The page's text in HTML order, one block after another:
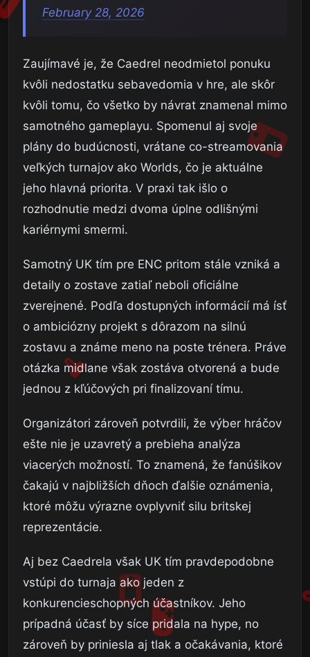
February 28, 2026
Zaujímavé je, že Caedrel neodmietol ponuku
kvôli nedostatku sebavedomia v hre, ale skôr
kvôli tomu, čo všetko by návrat znamenal mimo
samotného gameplayu. Spomenul aj svoje
plány do budúcnosti, vrátane co-streamovania
veľkých turnajov ako Worlds, čo je aktuálne
jeho hlavná priorita. V praxi tak išlo o
rozhodnutie medzi dvoma úplne odlišnými
kariérnymi smermi.
Samotný UK tím pre ENC pritom stále vzniká a
detaily o zostave zatiaľ neboli oficiálne
zverejnené. Podľa dostupných informácií má ísť
o ambiciózny projekt s dôrazom na silnú
zostavu a známe meno na poste trénera. Práve
otázka midlane však zostáva otvorená a bude
jednou z kľúčových pri finalizovaní tímu.
Organizátori zároveň potvrdili, že výber hráčov
ešte nie je uzavretý a prebieha analýza
viacerých možností. To znamená, že fanúšikov
čakajú v najbližších dňoch ďalšie oznámenia,
ktoré môžu výrazne ovplyvniť silu britskej
reprezentácie.
Aj bez Caedrela však UK tím pravdepodobne
vstúpi do turnaja ako jeden z
konkurencieschopných účastníkov. Jeho
prípadná účasť by síce pridala na hype, no
zároveň by priniesla aj tlak a očakávania, ktoré